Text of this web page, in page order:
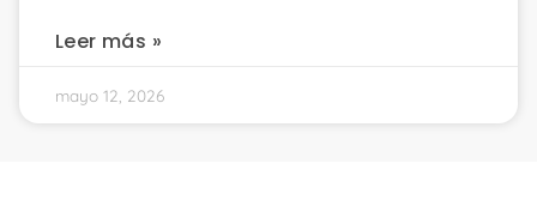
Leer más »
mayo 12, 2026